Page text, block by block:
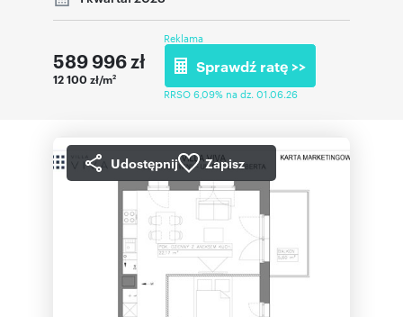
589 996zł
12 100 zł/m2
Reklama
Sprawdź ratę >>
RRSO 6,09% na dz. 01.06.26
Udostępnij Zapisz